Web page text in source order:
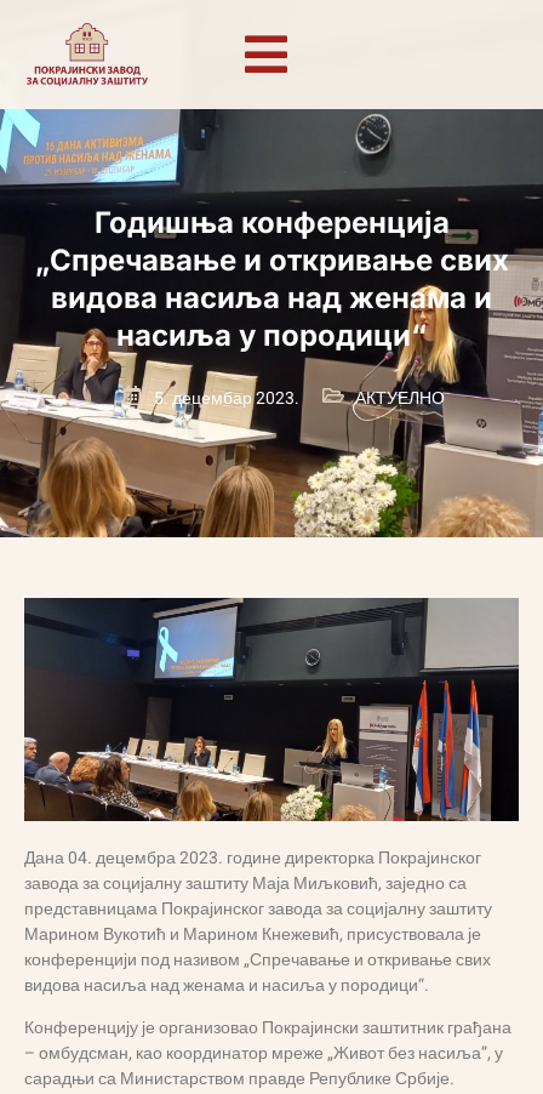
Годишња конференција
„Спречавање и откривање свих
видова насиља над женама и
насиља у породици“
5. децембар 2023. АКТУЕЛНО
Дана 04. децембра 2023. године директорка Покрајинског
завода за социјалну заштиту Маја Миљковић, заједно са
представницама Покрајинског завода за социјалну заштиту
Марином Вукотић и Марином Кнежевић, присуствовала је
конференцији под називом „Спречавање и откривање свих
видова насиља над женама и насиља у породици“.
Конференцију је организовао Покрајински заштитник грађана
– омбудсман, као координатор мреже „Живот без насиља”, у
сарадњи са Министарством правде Републике Србије.